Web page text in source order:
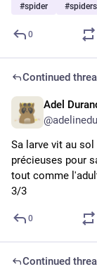
#spider #spiders
0
Continued
Adel
Sa larve vit au sol
précieuses pour
tout comme
3/3
0
Continued